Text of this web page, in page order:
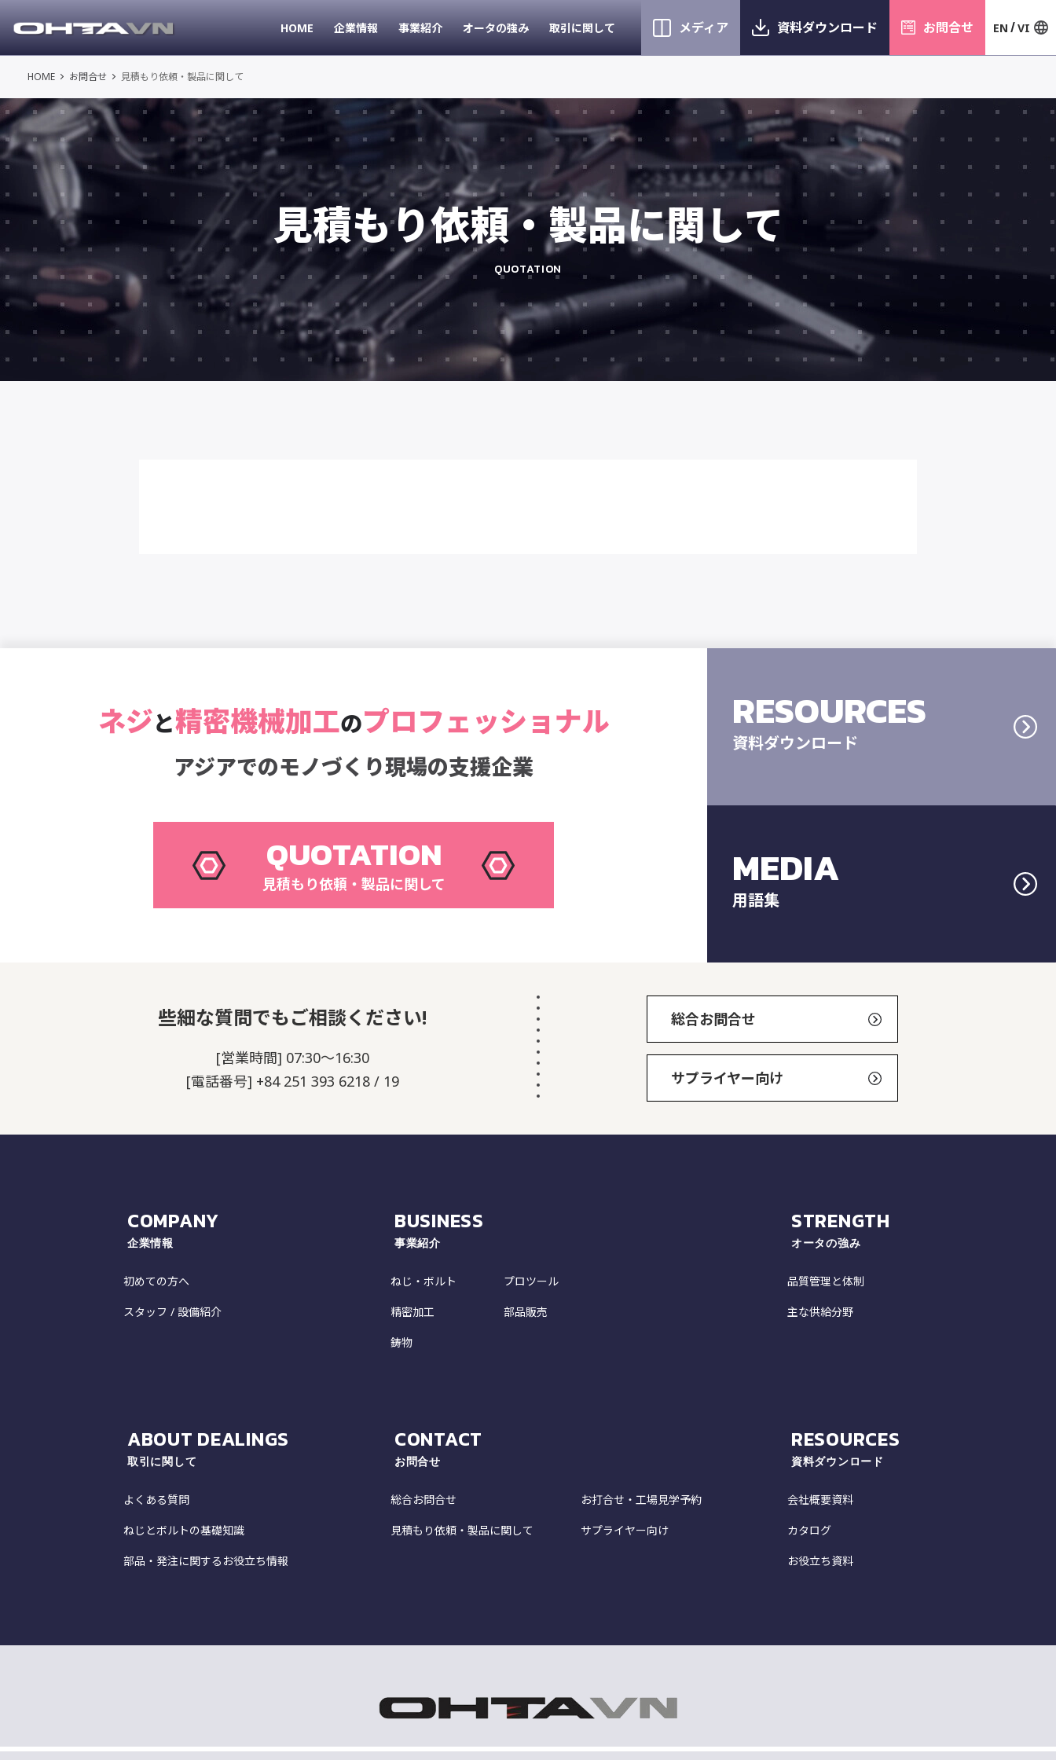
HOME 企業情報 事業紹介 オータの強み 取引に関して メディア 資料ダウンロード お問合せ EN VI
HOME お問合せ 見積もり依頼・製品に関して
見積もり依頼・製品に関して
QUOTATION
ネジと精密機械加工のプロフェッショナル
アジアでのモノづくり現場の支援企業
QUOTATION
見積もり依頼・製品に関して
RESOURCES
資料ダウンロード
MEDIA
用語集
些細な質問でもご相談ください!
[営業時間] 07:30～16:30
[電話番号] +84 251 393 6218 / 19
総合お問合せ
サプライヤー向け
COMPANY
企業情報
初めての方へ
スタッフ / 設備紹介
BUSINESS
事業紹介
ねじ・ボルト
精密加工
鋳物
プロツール
部品販売
STRENGTH
オータの強み
品質管理と体制
主な供給分野
ABOUT DEALINGS
取引に関して
よくある質問
ねじとボルトの基礎知識
部品・発注に関するお役立ち情報
CONTACT
お問合せ
総合お問合せ
見積もり依頼・製品に関して
お打合せ・工場見学予約
サプライヤー向け
RESOURCES
資料ダウンロード
会社概要資料
カタログ
お役立ち資料